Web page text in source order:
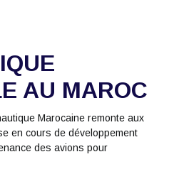
AU MAROC
Marocaine remonte aux
en cours de développement
des avions pour